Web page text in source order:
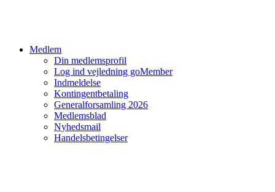
Medlem
Din medlemsprofil
Log ind vejledning goMember
Indmeldelse
Kontingentbetaling
Generalforsamling 2026
Medlemsblad
Nyhedsmail
Handelsbetingelser